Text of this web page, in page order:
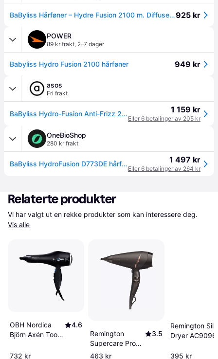
BaByliss Hårføner – Hydre Fusion 2100 m. Diffuser - BaByliss - OneSize - Hårfønere925 kr
POWER
89 kr frakt, 2–7 dager
Babyliss Hydro Fusion 2100 hårføner 949 kr
asos
Fri frakt
BaByliss Hydro-Fusion Anti-Frizz 2100 Hair Dryer- EU Plug-No colour 1 159 kr
Eller 6 betalinger av 205 kr
OneBioShop
280 kr frakt
BaByliss HydroFusion D773DE hårføner 1 497 kr
Eller 6 betalinger av 264 kr
Relaterte produkter
Vis alle
OBH Nordica
Björn Axén Tools
4.6
732 kr
Remington
Supercare Pro
2200 AC7200
3.5
463 kr
Remington Silk
Dryer AC9096
395 kr